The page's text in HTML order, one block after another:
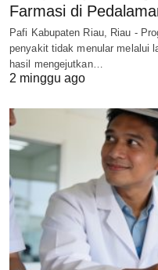
Farmasi di
Pafi Kabupaten Riau, Riau -
penyakit tidak menular melalui
hasil mengejutkan…
2 minggu ago